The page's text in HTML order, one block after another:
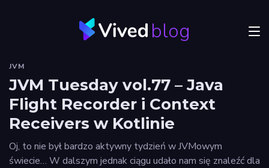
blog
JVM
Craftsmanship
Frontend
Autorzy
JVM
JVM Tuesday vol.77 – Java
Flight Recorder i Context
Receivers w Kotlinie
Oj, to nie był bardzo aktywny tydzień w JVMowym
świecie… W dalszym jednak ciągu udało nam się znaleźć dla